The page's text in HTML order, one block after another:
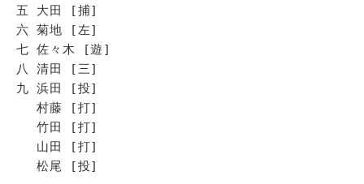
五 大田 [捕]
六 菊地 [左]
七 佐々木 [遊]
八 清田 [三]
九 浜田 [投]
村藤 [打]
竹田 [打]
山田 [打]
松尾 [投]